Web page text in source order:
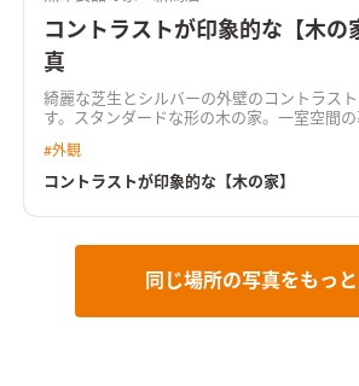
コントラストが印象的な【木の
真
綺麗な芝生とシルバーの外壁のコントラス
す。スタンダードな形の木の家。一室空間
#外観
コントラストが印象的な【木の家】
同じ場所の写真をもっ